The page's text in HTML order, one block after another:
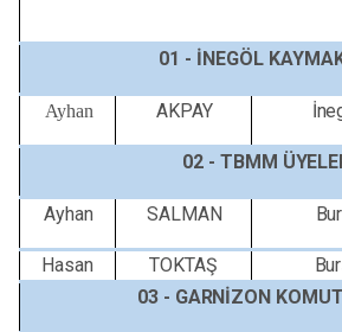
01 - İNEGÖL
Ayhan AKPAY
02 - TBMM
Ayhan SALMAN
Hasan TOKTAŞ
03 - GARNİZON